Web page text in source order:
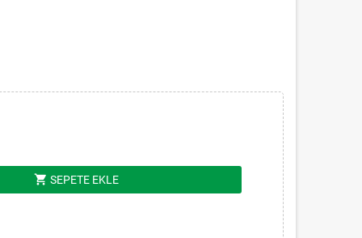
shopping_cart SEPETE EKLE